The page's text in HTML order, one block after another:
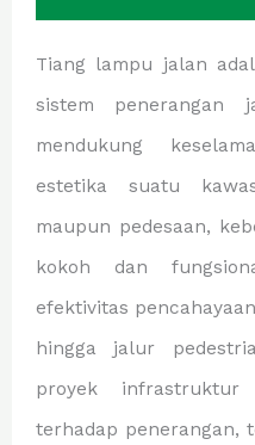
Tiang lampu jalan
sistem penerangan
mendukung
estetika suatu
maupun pedesaan,
kokoh dan
efektivitas
hingga jalur
proyek
terhadap penerangan,